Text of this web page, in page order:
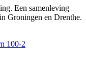
Een samenleving
Groningen en Drenthe.
100-2